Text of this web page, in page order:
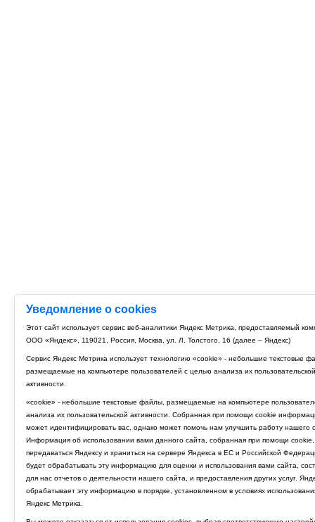
Уведомление о cookies
Этот сайт использует сервис веб-аналитики Яндекс Метрика, предоставляемый
ООО «Яндекс», 119021, Россия, Москва, ул. Л. Толстого, 16 (далее – Яндекс)
Сервис Яндекс Метрика использует технологию «cookie» - небольшие текстовые
размещаемые на компьютере пользователей с целью анализа их пользовательской
активности.
«cookie» - небольшие текстовые файлы, размещаемые на компьютере
анализа их пользовательской активности. Собранная при помощи cookie
может идентифицировать вас, однако может помочь нам улучшить работу нашего
Информация об использовании вами данного сайта, собранная при помощи cookie,
передаваться Яндексу и храниться на сервере Яндекса в ЕС и Российской
будет обрабатывать эту информацию для оценки и использования вами сайта,
для нас отчетов о деятельности нашего сайта, и предоставления других услуг.
обрабатывает эту информацию в порядке, установленном в условиях
Яндекс Метрика.